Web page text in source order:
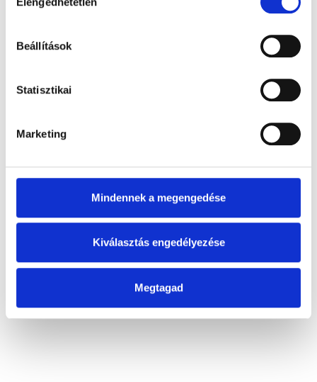
kiválasztása
Beállítások
Statisztikai
Marketing
Mindennek a megengedése
Kiválasztás engedélyezése
Megtagad
Ízek, amiket érdemes megjegyezni – Tibidabo Kóstolóhét a
Elolvasom